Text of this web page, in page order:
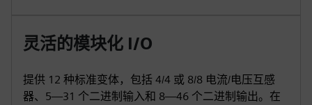
灵活的模块化 I/O
提供 12 种标准变体，包括 4/4 或 8/8 电流/电压互感
器、5—31 个二进制输入和 8—46 个二进制输出。在